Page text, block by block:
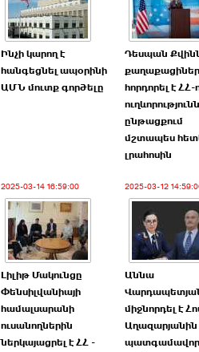
Ինչի կարող է
հանգեցնել ապօրինի
ԱՄՆ մուտք գործելը
Դեսպան
հորդորել է ՀՀ-
ընթացքում
մշտապես
լրահոսին
2025-03-14 16:59:00
Լիլիթ Մակունցը
Փենսիլվանիայի
համալսարանի
ուսանողներին
ներկայացրել է ՀՀ -
2025-03-12
Աննա
միջնորդել է
Աղազարյանին